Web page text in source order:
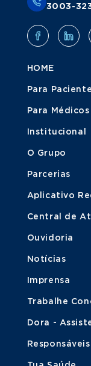
3003-
HOME
Para
Para Médicos
Institucional
O Grupo
Parcerias
Aplicativo
Central de
Ouvidoria
Notícias
Imprensa
Trabalhe
Dora -